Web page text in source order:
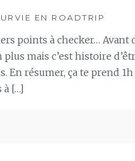
EN ROADTRIP
points à checker… Avant
mais c’est histoire
En résumer, ça te prend
à […]